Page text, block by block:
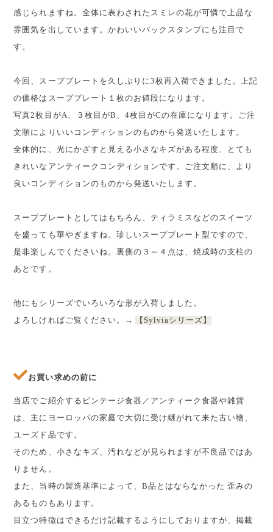
感じられますね。全体に表わされたスミレの花が可憐で上品な
雰囲気を出しています。かわいいバックスタンプにも注目で
す。
今回、スーププレートを久しぶりに3枚再入荷できました。上記
の価格はスーププレート１枚のお値段になります。
写真2枚目がA、３枚目がB、4枚目がCの在庫になります。ご注
文順によりいいコンディションのものから発送いたします。
全体的に、光にかざすと見える小さなキズがある程度、とても
きれいなアンティークコンディションです。ご注文順に、より
良いコンディションのものから発送いたします。
スーププレートとしてはもちろん、ティラミスなどのスイーツ
を盛っても華やぎますね。珍しいスーププレート型ですので、
是非楽しんでくださいね。裏側の３～４点は、焼成時の支柱の
あとです。
他にもシリーズでいろいろな形が入荷しました。
よろしければご覧ください。→
【Sylviaシリーズ】
お買い求めの前に
当店でご紹介するビンテージ食器／アンティーク食器や雑貨
は、主にヨーロッパの家庭で大切に受け継がれて来た古い物、
ユーズド品です。
そのため、小さなキズ、汚れなどが見られますが不良品ではあ
りません。
また、当時の製造基準によって、B品とはならなかった 歪みの
あるものもあります。
目立つ特徴はできるだけ記載するようにしておりますが、掲載